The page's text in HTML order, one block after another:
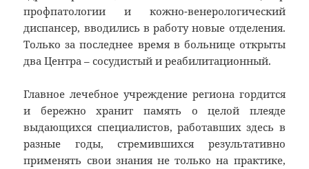
профпатологии и кожно-венерологический
диспансер, вводились в работу новые отделения.
Только за последнее время в больнице открыты
два Центра – сосудистый и реабилитационный.
Главное лечебное учреждение региона гордится
и бережно хранит память о целой плеяде
выдающихся специалистов, работавших здесь в
разные годы, стремившихся результативно
применять свои знания не только на практике,